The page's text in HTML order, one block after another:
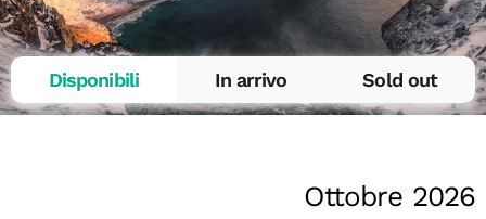
Disponibili In arrivo Sold out
Ottobre 2026